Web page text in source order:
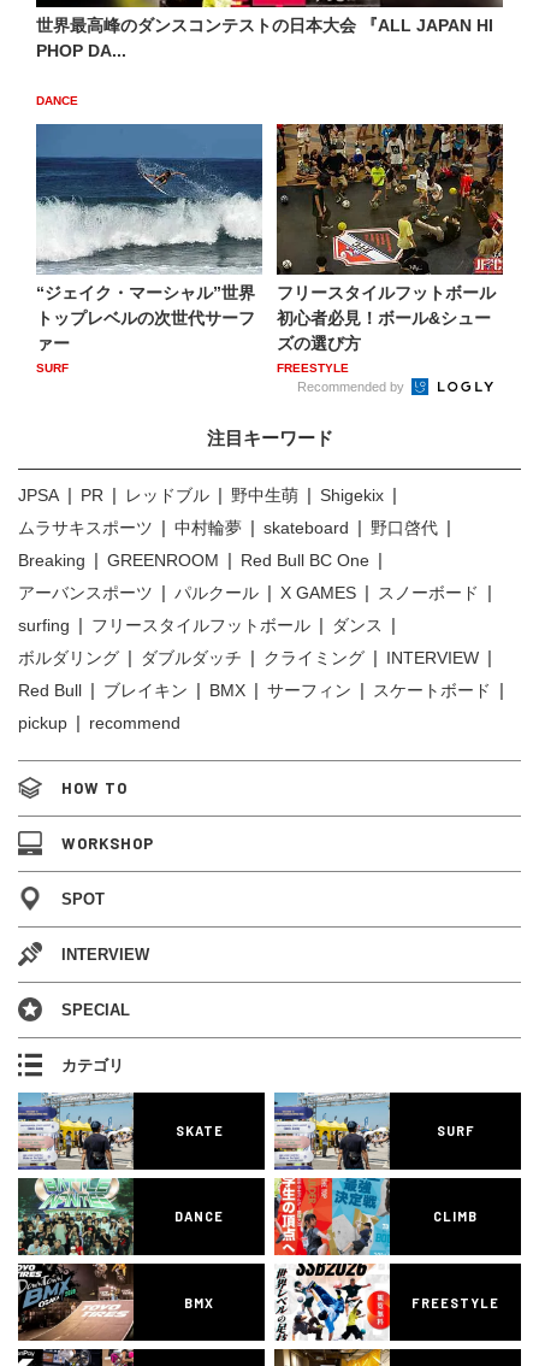
世界最高峰のダンスコンテストの日本大会 『ALL JAPAN HI
PHOP DA...
DANCE
“ジェイク・マーシャル”世界
トップレベルの次世代サーフ
ァー
SURF
フリースタイルフットボール
初心者必見！ボール&シュー
ズの選び方
FREESTYLE
Recommended by
注目キーワード
JPSA PR レッドブル 野中生萌
Shigekix
ムラサキスポーツ
中村輪夢 skateboard
野口啓代
Breaking
GREENROOM
Red Bull BC One
アーバンスポーツ
パルクール X GAMES
スノーボード
surfing
フリースタイルフットボール
ダンス
ボルダリング
ダブルダッチ クライミング
INTERVIEW
Red Bull
ブレイキン BMX サーフィン
スケートボード
pickup
recommend
HOW TO
WORKSHOP
SPOT
INTERVIEW
SPECIAL
カテゴリ
SKATE SURF
DANCE CLIMB
BMX FREESTYLE